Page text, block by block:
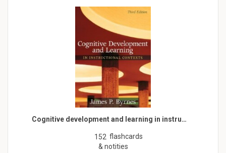
Cognitive development and learning in instru…
152 flashcards
& notities